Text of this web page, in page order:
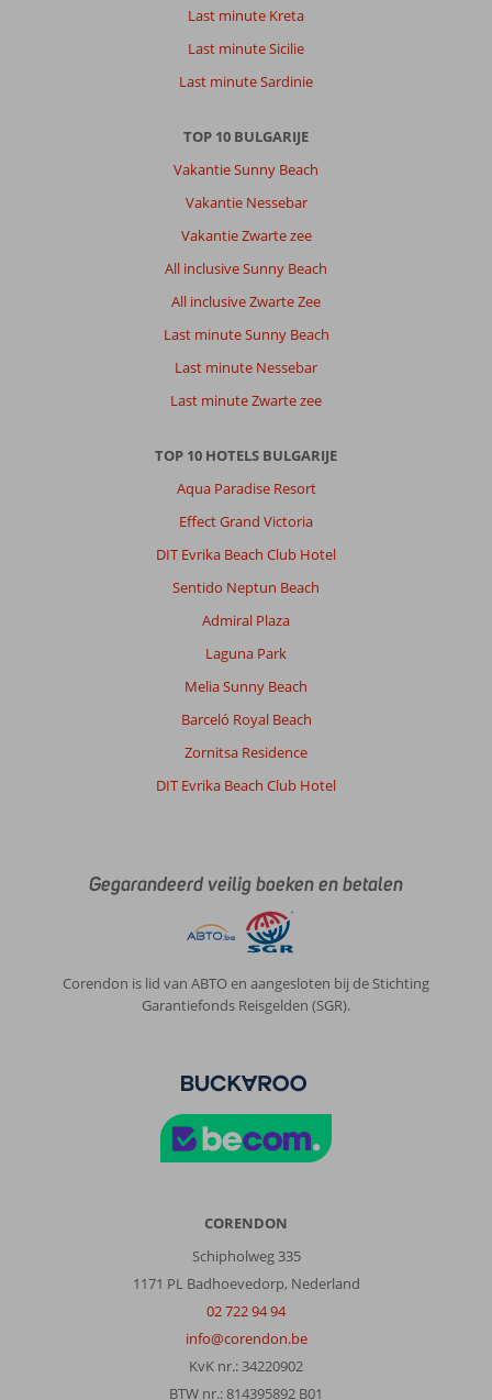
Last minute Kreta
Last minute Sicilie
Last minute Sardinie
TOP 10 BULGARIJE
Vakantie Sunny Beach
Vakantie Nessebar
Vakantie Zwarte zee
All inclusive Sunny Beach
All inclusive Zwarte Zee
Last minute Sunny Beach
Last minute Nessebar
Last minute Zwarte zee
TOP 10 HOTELS BULGARIJE
Aqua Paradise Resort
Effect Grand Victoria
DIT Evrika Beach Club Hotel
Sentido Neptun Beach
Admiral Plaza
Laguna Park
Melia Sunny Beach
Barceló Royal Beach
Zornitsa Residence
DIT Evrika Beach Club Hotel
Gegarandeerd veilig boeken en betalen
Corendon is lid van ABTO en aangesloten bij de Stichting
Garantiefonds Reisgelden (SGR).
CORENDON
Schipholweg 335
1171 PL Badhoevedorp, Nederland
02 722 94 94
info@corendon.be
KvK nr.: 34220902
BTW nr.: 814395892 B01